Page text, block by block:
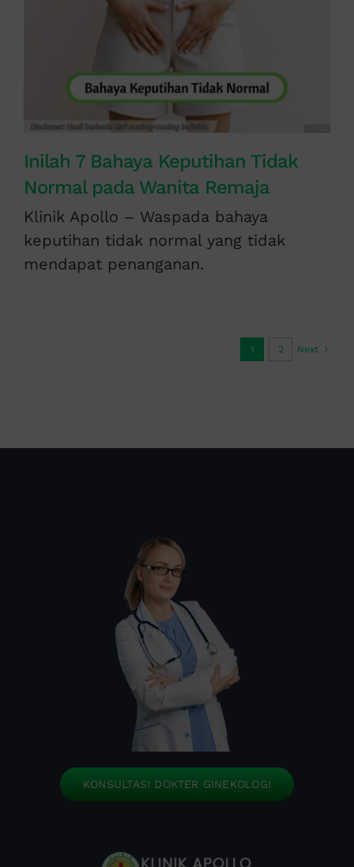
Inilah 7 Bahaya Keputihan Tidak
Normal pada Wanita Remaja
Klinik Apollo – Waspada bahaya
keputihan tidak normal yang tidak
mendapat penanganan.
1 2 Next
KONSULTASI DOKTER GINEKOLOGI